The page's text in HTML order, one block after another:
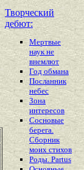
Творческий
дебют:
Мертвые
наук не
внемлют
Год обмана
Посланник
небес
Зона
интересов
Сосновые
берега.
Сборник
моих стихов
Роды. Partus